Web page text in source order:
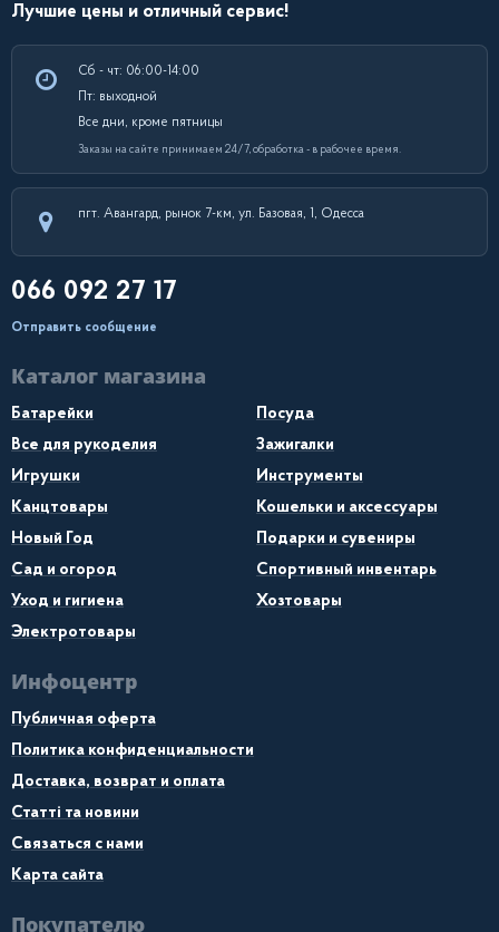
Лучшие цены и отличный сервис!
Сб - чт: 06:00-14:00
Пт: выходной
Все дни, кроме пятницы
Заказы на сайте принимаем 24/7, обработка - в рабочее время.
пгт. Авангард, рынок 7-км, ул. Базовая, 1, Одесса
066 092 27 17
Отправить сообщение
Каталог магазина
Батарейки
Посуда
Все для рукоделия
Зажигалки
Игрушки
Инструменты
Канцтовары
Кошельки и аксессуары
Новый Год
Подарки и сувениры
Сад и огород
Спортивный инвентарь
Уход и гигиена
Хозтовары
Электротовары
Инфоцентр
Публичная оферта
Политика конфиденциальности
Доставка, возврат и оплата
Статті та новини
Связаться с нами
Карта сайта
Покупателю